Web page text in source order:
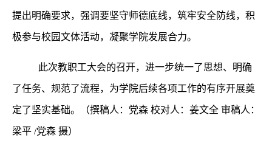
提出明确要求，强调要坚守师德底线，筑牢安全防线，积
极参与校园文体活动，凝聚学院发展合力。
此次教职工大会的召开，进一步统一了思想、明确
了任务、规范了流程，为学院后续各项工作的有序开展奠
定了坚实基础。（撰稿人：党森 校对人：姜文全 审稿人：
梁平 /党森 摄）